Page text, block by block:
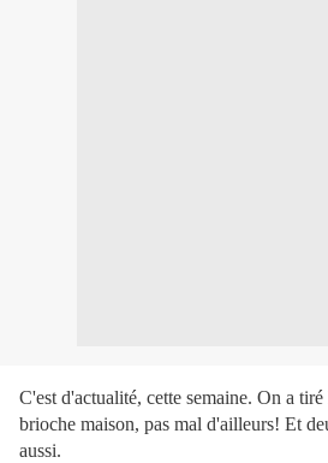
C'est d'actualité, cette semaine. On a
brioche maison, pas mal d'ailleurs! Et
aussi.